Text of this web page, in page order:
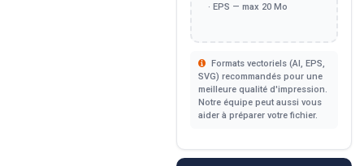
· EPS — max 20 Mo
Formats vectoriels (AI, EPS,
SVG) recommandés pour une
meilleure qualité d'impression.
Notre équipe peut aussi vous
aider à préparer votre fichier.